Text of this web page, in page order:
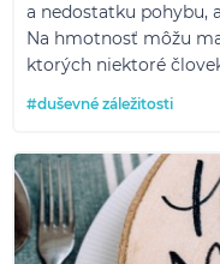
a nedostatku pohybu,
Na hmotnosť môžu
ktorých niektoré
#duševné záležitosti